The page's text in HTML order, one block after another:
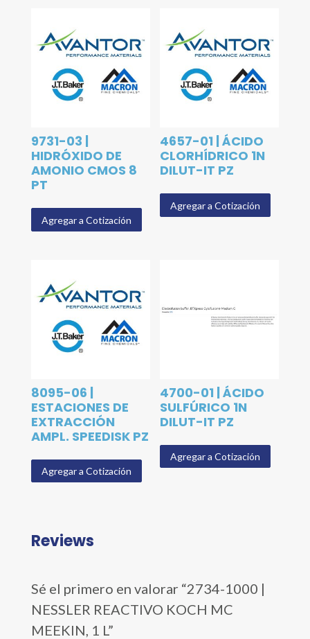
9731-03 |
HIDRÓXIDO DE
AMONIO CMOS 8
PT
Agregar a Cotización
4657-01 | ÁCIDO
CLORHÍDRICO 1N
DILUT-IT PZ
Agregar a Cotización
8095-06 |
ESTACIONES DE
EXTRACCIÓN
AMPL. SPEEDISK PZ
Agregar a Cotización
4700-01 | ÁCIDO
SULFÚRICO 1N
DILUT-IT PZ
Agregar a Cotización
Reviews
Sé el primero en valorar “2734-1000 |
NESSLER REACTIVO KOCH MC
MEEKIN, 1 L”